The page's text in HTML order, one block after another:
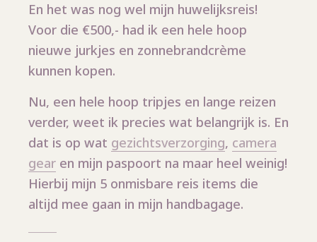
En het was nog wel mijn huwelijksreis!
Voor die €500,- had ik een hele hoop
nieuwe jurkjes en zonnebrandcrème
kunnen kopen.
Nu, een hele hoop tripjes en lange reizen
verder, weet ik precies wat belangrijk is. En
dat is op wat gezichtsverzorging, camera
gear en mijn paspoort na maar heel weinig!
Hierbij mijn 5 onmisbare reis items die
altijd mee gaan in mijn handbagage.